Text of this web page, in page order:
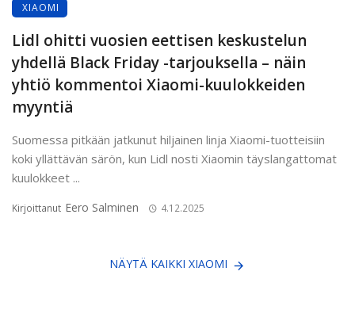
XIAOMI
Lidl ohitti vuosien eettisen keskustelun
yhdellä Black Friday -tarjouksella – näin
yhtiö kommentoi Xiaomi-kuulokkeiden
myyntiä
Suomessa pitkään jatkunut hiljainen linja Xiaomi-tuotteisiin
koki yllättävän särön, kun Lidl nosti Xiaomin täyslangattomat
kuulokkeet ...
Kirjoittanut Eero Salminen 4.12.2025
NÄYTÄ KAIKKI XIAOMI